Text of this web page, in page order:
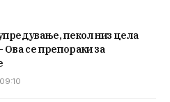
пекол низ цела
Ова се препораки за